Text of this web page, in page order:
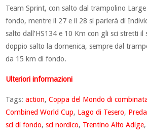
Team Sprint, con salto dal trampolino
fondo, mentre il 27 e il 28 si parlerà di
salto dall’HS134 e 10 Km con gli sci stretti il
doppio salto la domenica, sempre dal
da 15 km di fondo.
Ulteriori informazioni
Tags:action,Coppa del Mondo di
Combined World Cup, Lago di Tesero,
sci di fondo,sci nordico, Trentino Alto Adige